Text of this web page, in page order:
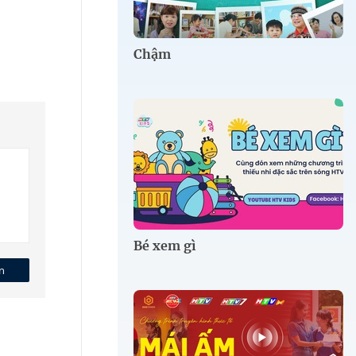
Chậm
Bé xem gì